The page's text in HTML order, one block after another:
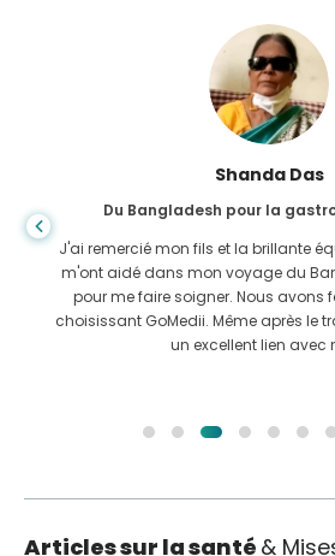
Shanda Das
Du Bangladesh pour la
J'ai remercié mon fils et la brillante
m'ont aidé dans mon voyage du
pour me faire soigner. Nous avons
choisissant GoMedii. Même après le
un excellent lien avec
Articles sur la santé &